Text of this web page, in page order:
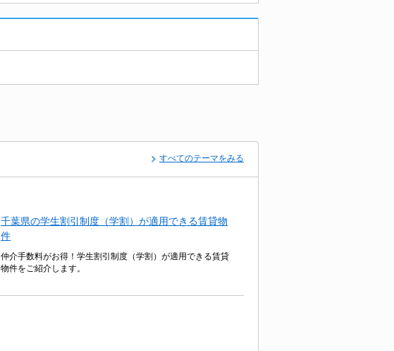
すべてのテーマをみる
千葉県の学生割引制度（学割）が適用できる賃貸物
件
仲介手数料がお得！学生割引制度（学割）が適用できる賃貸
物件をご紹介します。